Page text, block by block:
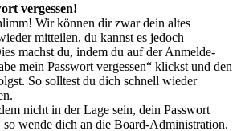
vergessen!
Wir können dir zwar dein altes
mitteilen, du kannst es jedoch
machst du, indem du auf der Anmelde-
mein Passwort vergessen“ klickst und den
So solltest du dich schnell wieder
nicht in der Lage sein, dein Passwort
so wende dich an die Board-Administration.